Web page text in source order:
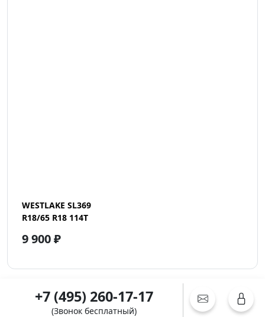
WESTLAKE SL369
R18/65 R18 114T
9 900 ₽
+7 (495) 260-17-17
(Звонок бесплатный)